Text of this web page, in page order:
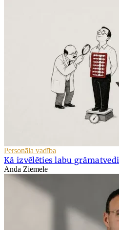
Personāla vadība
Kā izvēlēties labu
Anda Ziemele